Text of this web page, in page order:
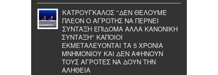
ΚΑΤΡΟΥΓΚΑΛΟΣ ''ΔΕΝ ΘΕΛΟΥΜΕ
ΠΛΕΟΝ Ο ΑΓΡΟΤΗΣ ΝΑ ΠΕΡΝΕΙ
ΣΥΝΤΑΞΗ ΕΠΙΔΟΜΑ ΑΛΛΑ ΚΑΝΟΝΙΚΗ
ΣΥΝΤΑΞΗ'' ΚΑΠΟΙΟΙ
ΕΚΜΕΤΑΛΕΥΟΝΤΑΙ ΤΑ 5 ΧΡΟΝΙΑ
ΜΝΗΜΟΝΙΟΥ ΚΑΙ ΔΕΝ ΑΦΗΝΟΥΝ
ΤΟΥΣ ΑΓΡΟΤΕΣ ΝΑ ΔΟΥΝ ΤΗΝ
ΑΛΗΘΕΙΑ